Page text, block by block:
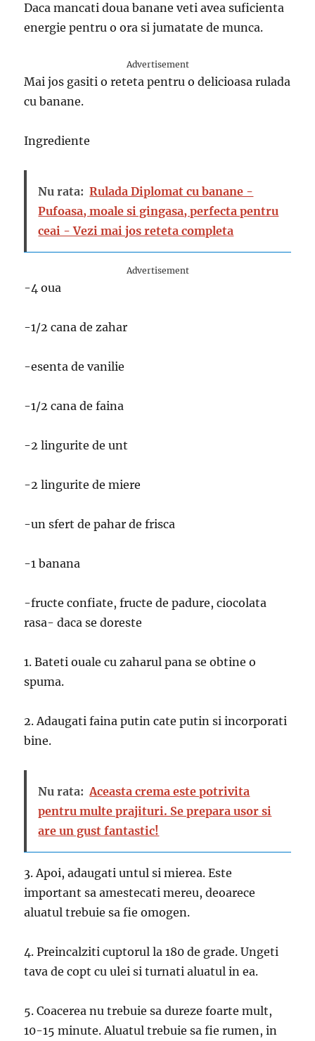
Daca mancati doua banane veti avea suficienta
energie pentru o ora si jumatate de munca.
Advertisement
Mai jos gasiti o reteta pentru o delicioasa rulada
cu banane.
Ingrediente
Nu rata: Rulada Diplomat cu banane -
Pufoasa, moale si gingasa, perfecta pentru
ceai - Vezi mai jos reteta completa
Advertisement
-4 oua
-1/2 cana de zahar
-esenta de vanilie
-1/2 cana de faina
-2 lingurite de unt
-2 lingurite de miere
-un sfert de pahar de frisca
-1 banana
-fructe confiate, fructe de padure, ciocolata
rasa- daca se doreste
1. Bateti ouale cu zaharul pana se obtine o
spuma.
2. Adaugati faina putin cate putin si incorporati
bine.
Nu rata: Aceasta crema este potrivita
pentru multe prajituri. Se prepara usor si
are un gust fantastic!
3. Apoi, adaugati untul si mierea. Este
important sa amestecati mereu, deoarece
aluatul trebuie sa fie omogen.
4. Preincalziti cuptorul la 180 de grade. Ungeti
tava de copt cu ulei si turnati aluatul in ea.
5. Coacerea nu trebuie sa dureze foarte mult,
10-15 minute. Aluatul trebuie sa fie rumen, in